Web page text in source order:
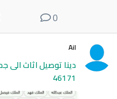
0
Ail
46171